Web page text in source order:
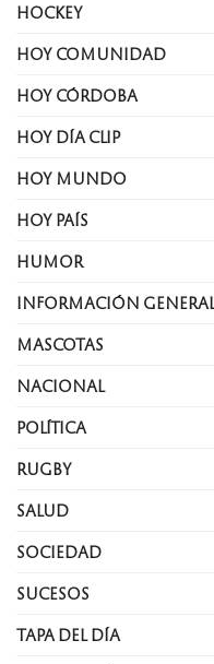
HOCKEY
HOY COMUNIDAD
HOY CÓRDOBA
HOY DÍA CLIP
HOY MUNDO
HOY PAÍS
HUMOR
INFORMACIÓN GENERAL
MASCOTAS
NACIONAL
POLÍTICA
RUGBY
SALUD
SOCIEDAD
SUCESOS
TAPA DEL DÍA